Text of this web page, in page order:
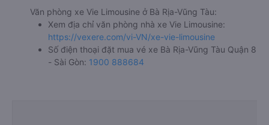
Văn phòng xe Vie Limousine ở Bà Rịa-Vũng Tàu:
Xem địa chỉ văn phòng nhà xe Vie Limousine:
https://vexere.com/vi-VN/xe-vie-limousine
Số điện thoại đặt mua vé xe Bà Rịa-Vũng Tàu Quận 8
- Sài Gòn: 1900 888684